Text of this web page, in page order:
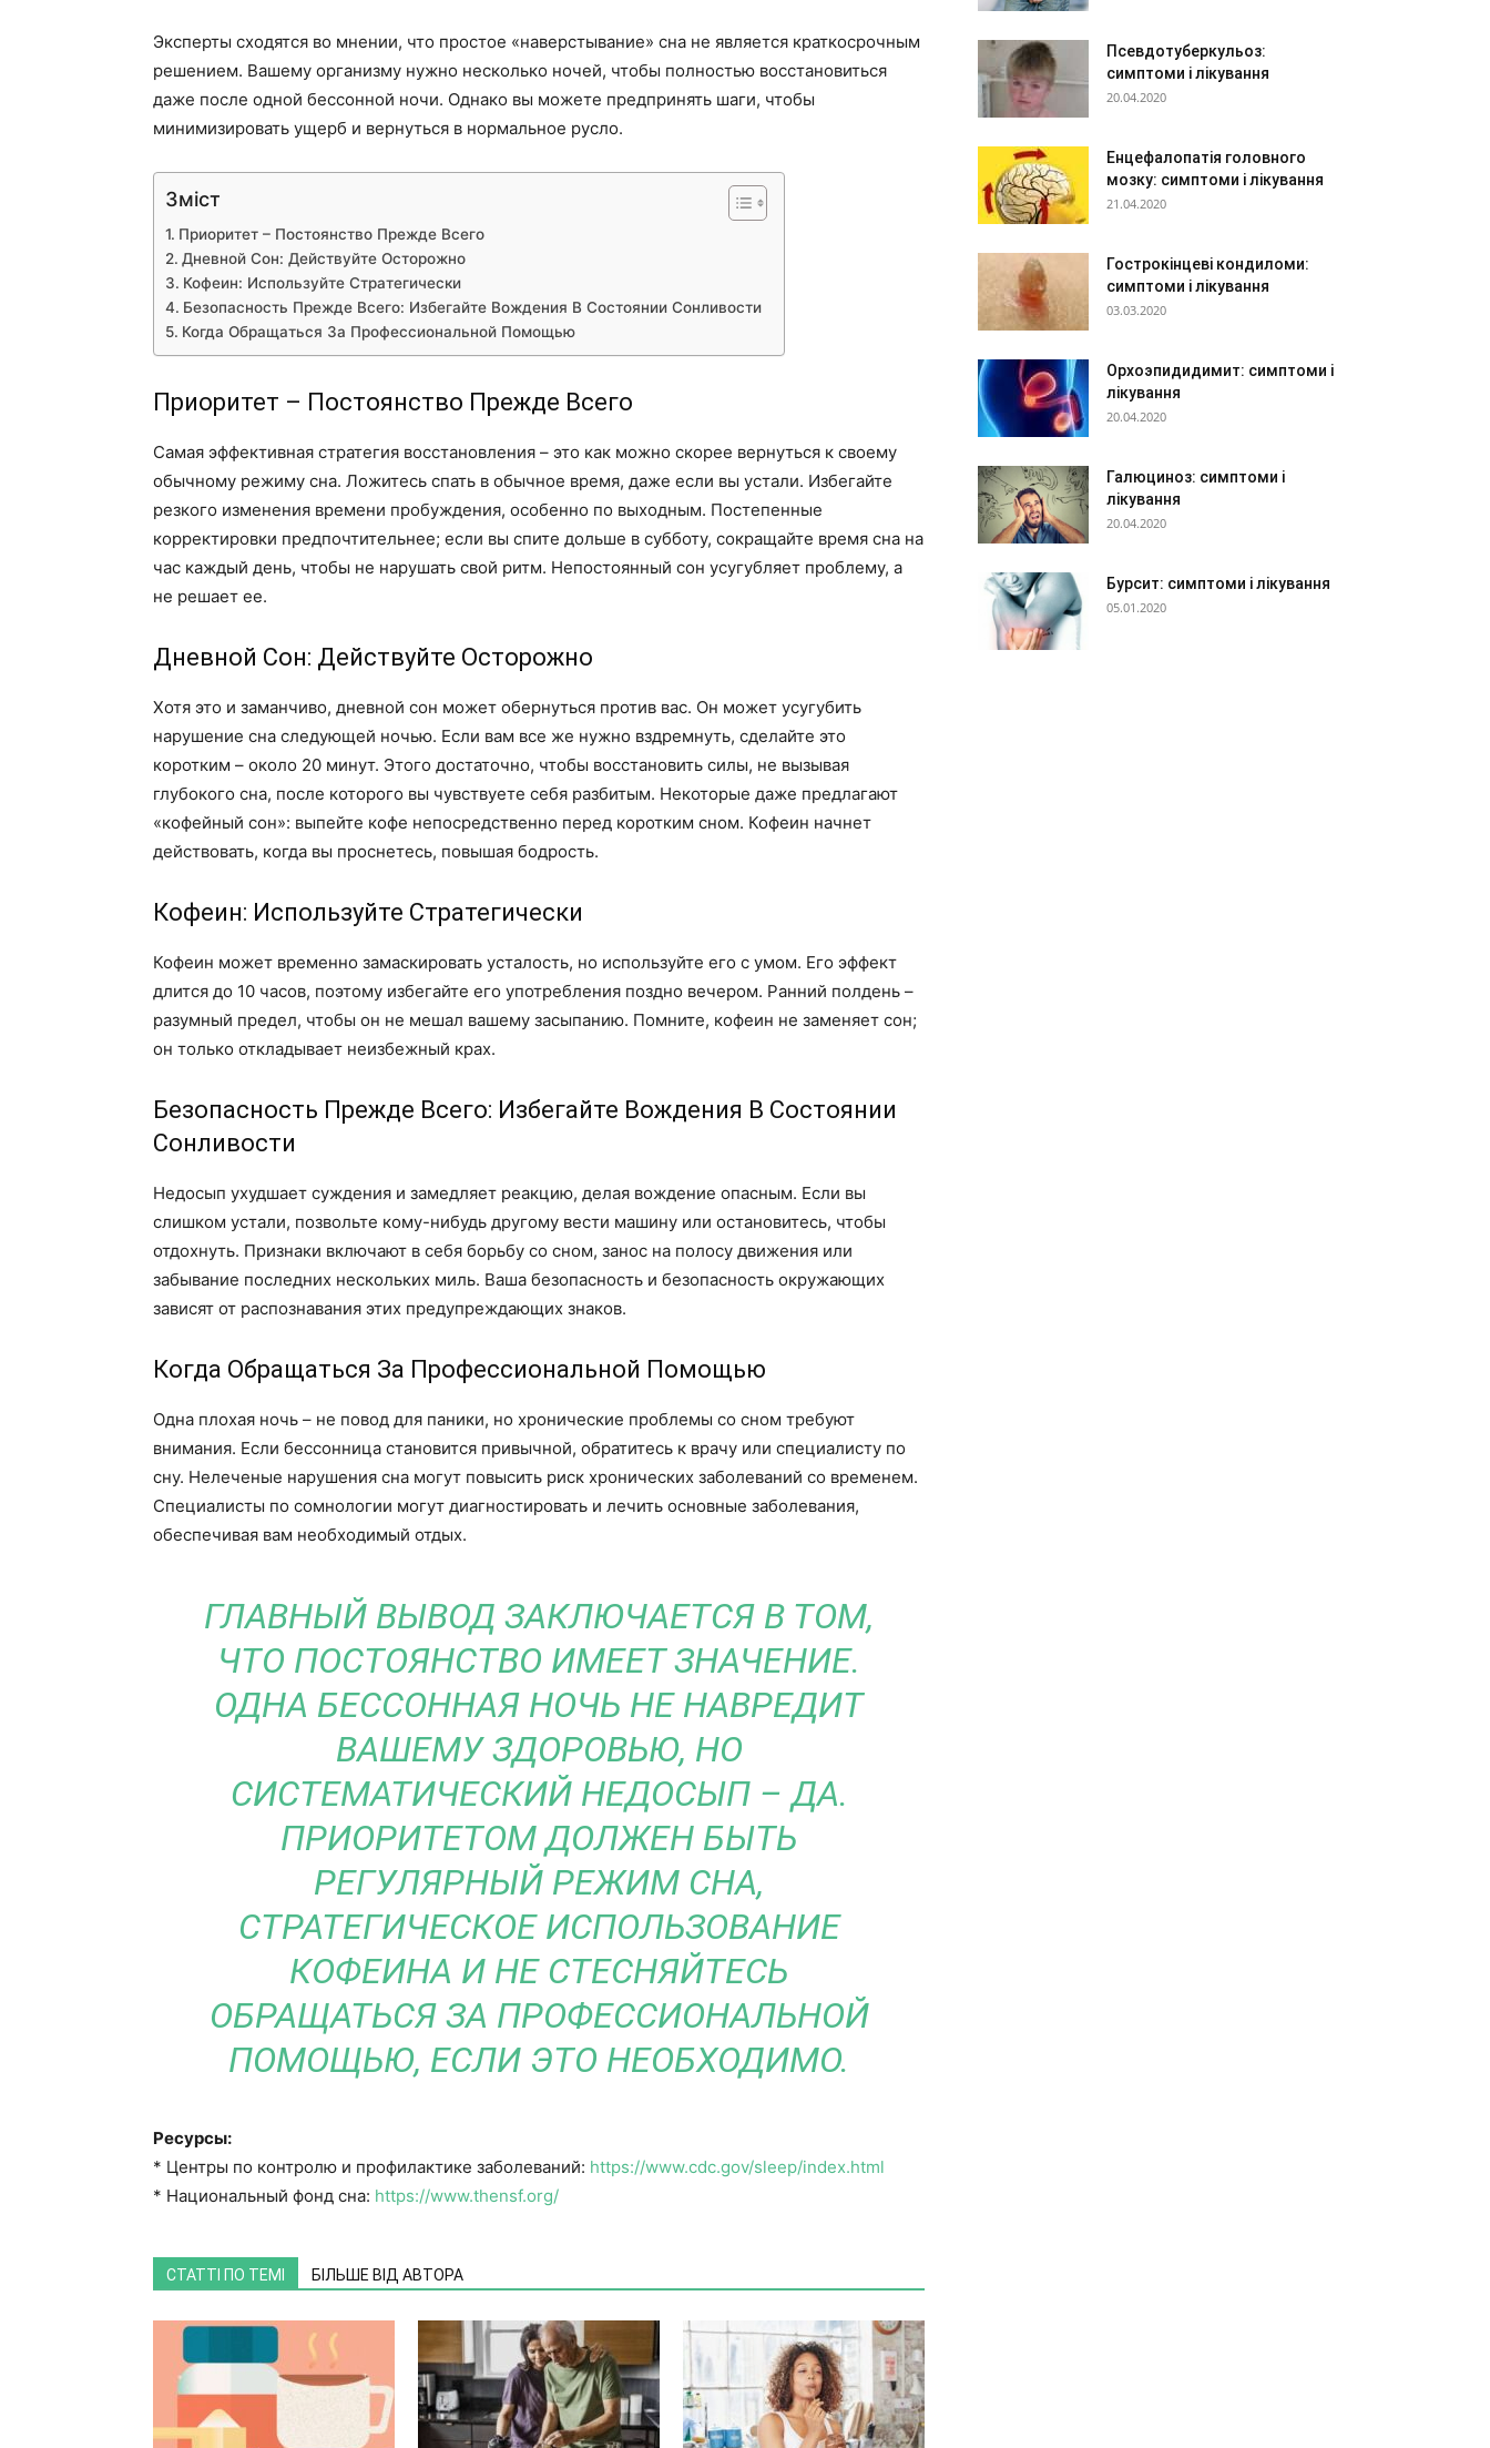
Эксперты сходятся во мнении, что простое «наверстывание» сна не является краткосрочным
решением. Вашему организму нужно несколько ночей, чтобы полностью восстановиться
даже после одной бессонной ночи. Однако вы можете предпринять шаги, чтобы
минимизировать ущерб и вернуться в нормальное русло.
Зміст
Приоритет – Постоянство Прежде Всего
Дневной Сон: Действуйте Осторожно
Кофеин: Используйте Стратегически
Безопасность Прежде Всего: Избегайте Вождения В Состоянии Сонливости
Когда Обращаться За Профессиональной Помощью
Приоритет – Постоянство Прежде Всего
Самая эффективная стратегия восстановления – это как можно скорее вернуться к своему
обычному режиму сна. Ложитесь спать в обычное время, даже если вы устали. Избегайте
резкого изменения времени пробуждения, особенно по выходным. Постепенные
корректировки предпочтительнее; если вы спите дольше в субботу, сокращайте время сна на
час каждый день, чтобы не нарушать свой ритм. Непостоянный сон усугубляет проблему, а
не решает ее.
Дневной Сон: Действуйте Осторожно
Хотя это и заманчиво, дневной сон может обернуться против вас. Он может усугубить
нарушение сна следующей ночью. Если вам все же нужно вздремнуть, сделайте это
коротким – около 20 минут. Этого достаточно, чтобы восстановить силы, не вызывая
глубокого сна, после которого вы чувствуете себя разбитым. Некоторые даже предлагают
«кофейный сон»: выпейте кофе непосредственно перед коротким сном. Кофеин начнет
действовать, когда вы проснетесь, повышая бодрость.
Кофеин: Используйте Стратегически
Кофеин может временно замаскировать усталость, но используйте его с умом. Его эффект
длится до 10 часов, поэтому избегайте его употребления поздно вечером. Ранний полдень –
разумный предел, чтобы он не мешал вашему засыпанию. Помните, кофеин не заменяет сон;
он только откладывает неизбежный крах.
Безопасность Прежде Всего: Избегайте Вождения В Состоянии
Сонливости
Недосып ухудшает суждения и замедляет реакцию, делая вождение опасным. Если вы
слишком устали, позвольте кому-нибудь другому вести машину или остановитесь, чтобы
отдохнуть. Признаки включают в себя борьбу со сном, занос на полосу движения или
забывание последних нескольких миль. Ваша безопасность и безопасность окружающих
зависят от распознавания этих предупреждающих знаков.
Когда Обращаться За Профессиональной Помощью
Одна плохая ночь – не повод для паники, но хронические проблемы со сном требуют
внимания. Если бессонница становится привычной, обратитесь к врачу или специалисту по
сну. Нелеченые нарушения сна могут повысить риск хронических заболеваний со временем.
Специалисты по сомнологии могут диагностировать и лечить основные заболевания,
обеспечивая вам необходимый отдых.
ГЛАВНЫЙ ВЫВОД ЗАКЛЮЧАЕТСЯ В ТОМ,
ЧТО ПОСТОЯНСТВО ИМЕЕТ ЗНАЧЕНИЕ.
ОДНА БЕССОННАЯ НОЧЬ НЕ НАВРЕДИТ
ВАШЕМУ ЗДОРОВЬЮ, НО
СИСТЕМАТИЧЕСКИЙ НЕДОСЫП – ДА.
ПРИОРИТЕТОМ ДОЛЖЕН БЫТЬ
РЕГУЛЯРНЫЙ РЕЖИМ СНА,
СТРАТЕГИЧЕСКОЕ ИСПОЛЬЗОВАНИЕ
КОФЕИНА И НЕ СТЕСНЯЙТЕСЬ
ОБРАЩАТЬСЯ ЗА ПРОФЕССИОНАЛЬНОЙ
ПОМОЩЬЮ, ЕСЛИ ЭТО НЕОБХОДИМО.
Ресурсы:
* Центры по контролю и профилактике заболеваний: https://www.cdc.gov/sleep/index.html
* Национальный фонд сна: https://www.thensf.org/
СТАТТІ ПО ТЕМІ БІЛЬШЕ ВІД АВТОРА
Псевдотуберкульоз:
симптоми і лікування
20.04.2020
Енцефалопатія головного
мозку: симптоми і лікування
21.04.2020
Гострокінцеві кондиломи:
симптоми і лікування
03.03.2020
Орхоэпидидимит: симптоми і
лікування
20.04.2020
Галюциноз: симптоми і
лікування
20.04.2020
Бурсит: симптоми і лікування
05.01.2020